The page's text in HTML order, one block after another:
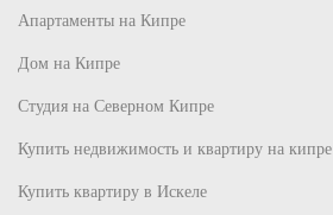
Апартаменты на Кипре
Дом на Кипре
Студия на Северном Кипре
Купить недвижимость и квартиру на кипре
Купить квартиру в Искеле